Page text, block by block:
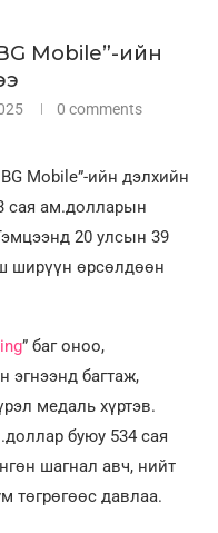
Mobile”-ийн
0 comments
Mobile”-ийн дэлхийн
сая ам.долларын
20 улсын 39
ширүүн өрсөлдөөн
” баг оноо,
эгнээнд багтаж,
медаль хүртэв.
буюу 534 сая
шагнал авч, нийт
төгрөгөөс давлаа.